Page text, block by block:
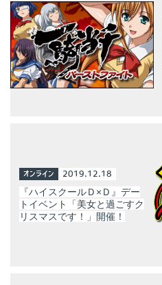
オンライン 2019.12.18
『ハイスクールＤ×Ｄ』デー
トイベント「美女と過ごすク
リスマスです！」開催！